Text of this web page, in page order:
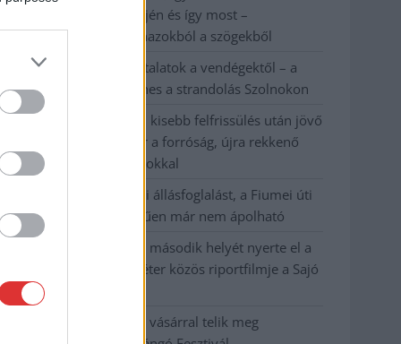
évvel ezelőtti árvíz idején és így most –
fotógyűjtemény ugyanazokból a szögekből
Ilyenek eddig a tapasztalatok a vendégektől – a
hőhullám miatt ingyenes a strandolás Szolnokon
Nem biztató: a hétvégi kisebb felfrissülés után jövő
héten megint visszatér a forróság, újra rekkenő
hőség jön, akár 38 fokokkal
Közzétették a szakértői állásfoglalást, a Fiumei úti
fák többsége szakszerűen már nem ápolható
A MÚOSZ sajtódíjának második helyét nyerte el a
Borsod24 és a Paraméter közös riportfilmje a Sajó
szennyezéséről
Tánccal, zeneszóval és vásárral telik meg